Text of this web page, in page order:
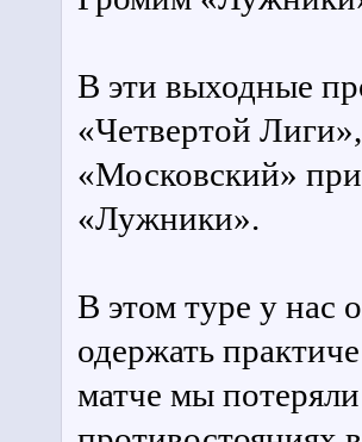
В эти выходные
«Четвертой
«Московский»
«Лужники».
В этом туре у нас
одержать
матче мы